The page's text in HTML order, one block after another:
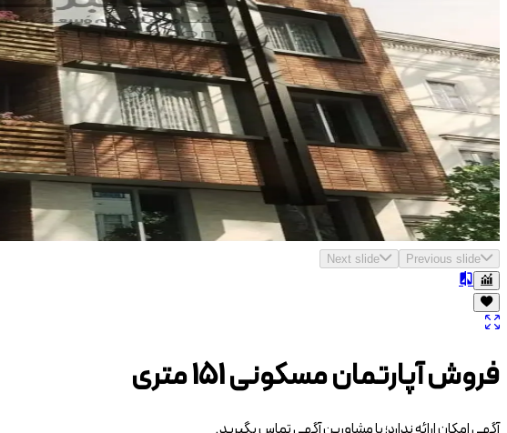
Previous slide
Next slide
فروش آپارتمان مسکونی 151 متری